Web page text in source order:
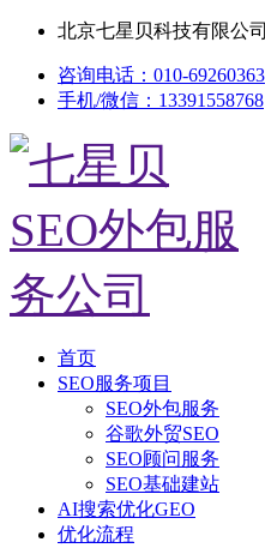
北京七星贝科技有限公
咨询电话：010-69260363
手机/微信：13391558768
首页
SEO服务项目
SEO外包服务
谷歌外贸SEO
SEO顾问服务
SEO基础建站
AI搜索优化GEO
优化流程